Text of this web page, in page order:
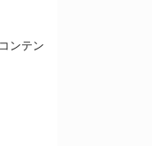
ンテン